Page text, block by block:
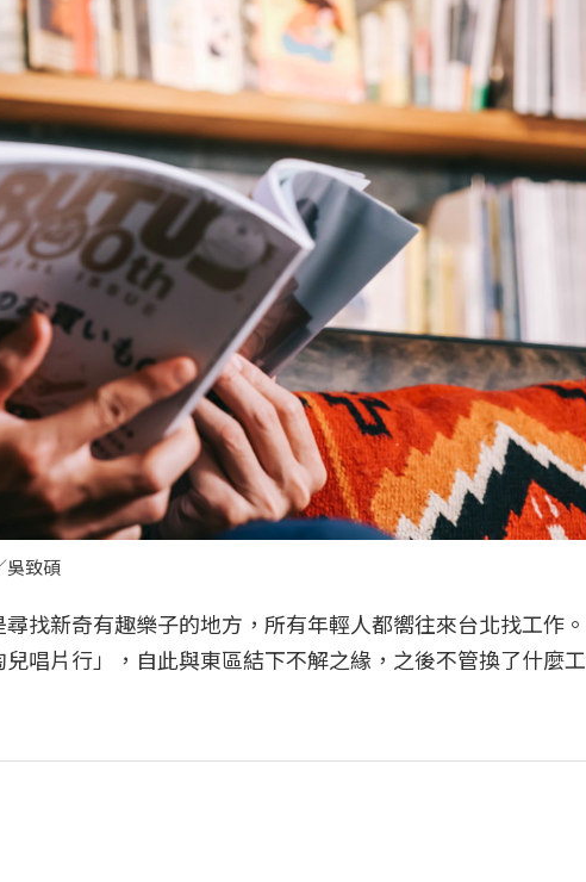
吳致碩
找新奇有趣樂子的地方，所有年輕人都嚮往來台北找工作。
唱片行」，自此與東區結下不解之緣，之後不管換了什麼工